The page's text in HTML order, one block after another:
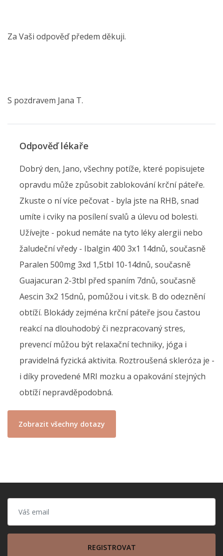
Za Vaši odpověď předem děkuji.
S pozdravem Jana T.
Odpověď lékaře
Dobrý den, Jano, všechny potíže, které popisujete
opravdu může způsobit zablokování krční páteře.
Zkuste o ní více pečovat - byla jste na RHB, snad
umíte i cviky na posílení svalů a úlevu od bolesti.
Užívejte - pokud nemáte na tyto léky alergii nebo
žaludeční vředy - Ibalgin 400 3x1 14dnů, současně
Paralen 500mg 3xd 1,5tbl 10-14dnů, současně
Guajacuran 2-3tbl před spaním 7dnů, současně
Aescin 3x2 15dnů, pomůžou i vit.sk. B do odeznění
obtíží. Blokády zejména krční páteře jsou častou
reakcí na dlouhodobý či nezpracovaný stres,
prevencí můžou být relaxační techniky, jóga i
pravidelná fyzická aktivita. Roztroušená skleróza je -
i díky provedené MRI mozku a opakování stejných
obtíží nepravděpodobná.
Zobrazit všechny dotazy
REGISTROVAT